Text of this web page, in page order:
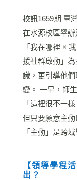
校訊1659期 臺
在水源校區舉
「我在哪裡 ×
援社群啟動」
識，更引導他
變。 一早，師
「這裡很不一
但只要願意主
「主動」是跨
【領導學程
出？